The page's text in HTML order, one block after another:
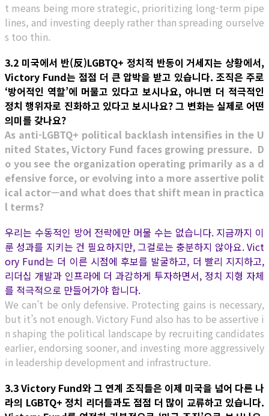
t means being more strategic, prioritizing long-term pipe
lines, and investing deeply rather than spreading ourselve
s too thin.
3.2 미국에서 반(反)LGBTQ+ 정치적 반동이 거세지는 상황에서,
Victory Fund는 점점 더 큰 압박을 받고 있습니다. 조직은 주로
‘방어적인 역할’에 머물고 있다고 보시나요, 아니면 더 적극적인
정치 행위자로 진화하고 있다고 보시나요? 그 변화는 실제로 어떤
의미를 갖나요?
As anti-LGBTQ+ political backlash intensifies in the U
nited States, Victory Fund faces growing pressure. D
o you see the organization operating primarily as a d
efensive force, or evolving into a more assertive polit
ical actor—and what does that shift mean in practica
l terms?
우리는 수동적인 방어 전략에만 머물 수는 없습니다. 지금까지 이
룬 성과를 지키는 건 필요하지만, 그걸로는 충분하지 않아요. Vict
ory Fund는 더 이른 시점에 후보를 발굴하고, 더 빨리 지지하고,
리더십 개발과 인프라에 더 과감하게 투자하면서, 정치 지형 자체
를 적극적으로 만들어가야 합니다.
We can’t be only defensive. Protecting gains is necessary,
but it’s not enough. Victory Fund also has to be assertive i
n shaping the political landscape by recruiting candidates
earlier, endorsing sooner, and investing more aggressively
in leadership development and infrastructure.
3.3 Victory Fund와 그 연계 조직들은 이제 미국을 넘어 다른 나
라의 LGBTQ+ 정치 리더들과도 점점 더 많이 교류하고 있습니다.